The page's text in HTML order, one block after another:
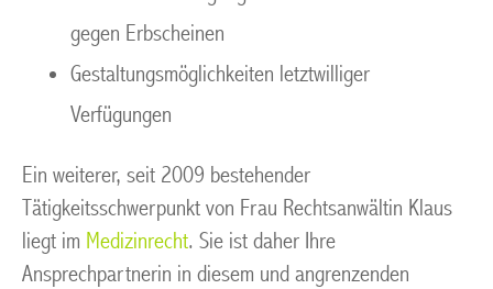
gegen Erbscheinen
Gestaltungsmöglichkeiten letztwilliger
Verfügungen
Ein weiterer, seit 2009 bestehender
Tätigkeitsschwerpunkt von Frau Rechtsanwältin Klaus
liegt im Medizinrecht. Sie ist daher Ihre
Ansprechpartnerin in diesem und angrenzenden